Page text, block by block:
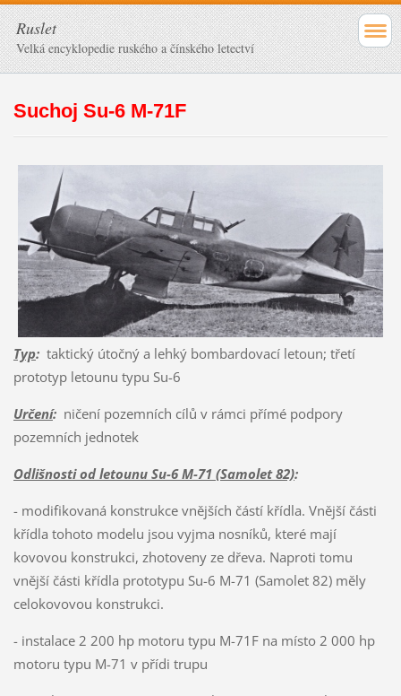
Ruslet
Velká encyklopedie ruského a čínského letectví
Suchoj Su-6 M-71F
Typ:taktický útočný a lehký bombardovací letoun; třetí
prototyp letounu typu Su-6
Určení:ničení pozemních cílů v rámci přímé podpory
pozemních jednotek
Odlišnosti od letounu Su-6 M-71 (Samolet 82):
- modifikovaná konstrukce vnějších částí křídla. Vnější části
křídla tohoto modelu jsou vyjma nosníků, které mají
kovovou konstrukci, zhotoveny ze dřeva. Naproti tomu
vnější části křídla prototypu Su-6 M-71 (Samolet 82) měly
celokovovou konstrukci.
- instalace 2 200 hp motoru typu M-71F na místo 2 000 hp
motoru typu M-71 v přídi trupu